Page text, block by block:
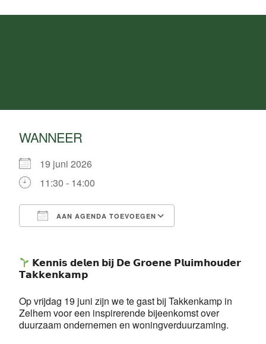
WANNEER
19 juni 2026
11:30 - 14:00
AAN AGENDA TOEVOEGEN
𝗞𝗲𝗻𝗻𝗶𝘀 𝗱𝗲𝗹𝗲𝗻 𝗯𝗶𝗷 𝗗𝗲 𝗚𝗿𝗼𝗲𝗻𝗲 𝗣𝗹𝘂𝗶𝗺𝗵𝗼𝘂𝗱𝗲𝗿
𝗧𝗮𝗸𝗸𝗲𝗻𝗸𝗮𝗺𝗽
Op vrijdag 19 juni zijn we te gast bij Takkenkamp in
Zelhem voor een inspirerende bijeenkomst over
duurzaam ondernemen en woningverduurzaming.